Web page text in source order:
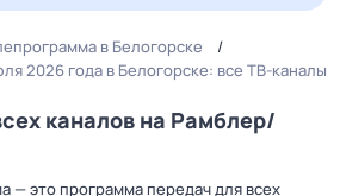
в Белогорске
2026 года в Белогорске: все ТВ-каналы
каналов на Рамблер/
— это программа передач для всех